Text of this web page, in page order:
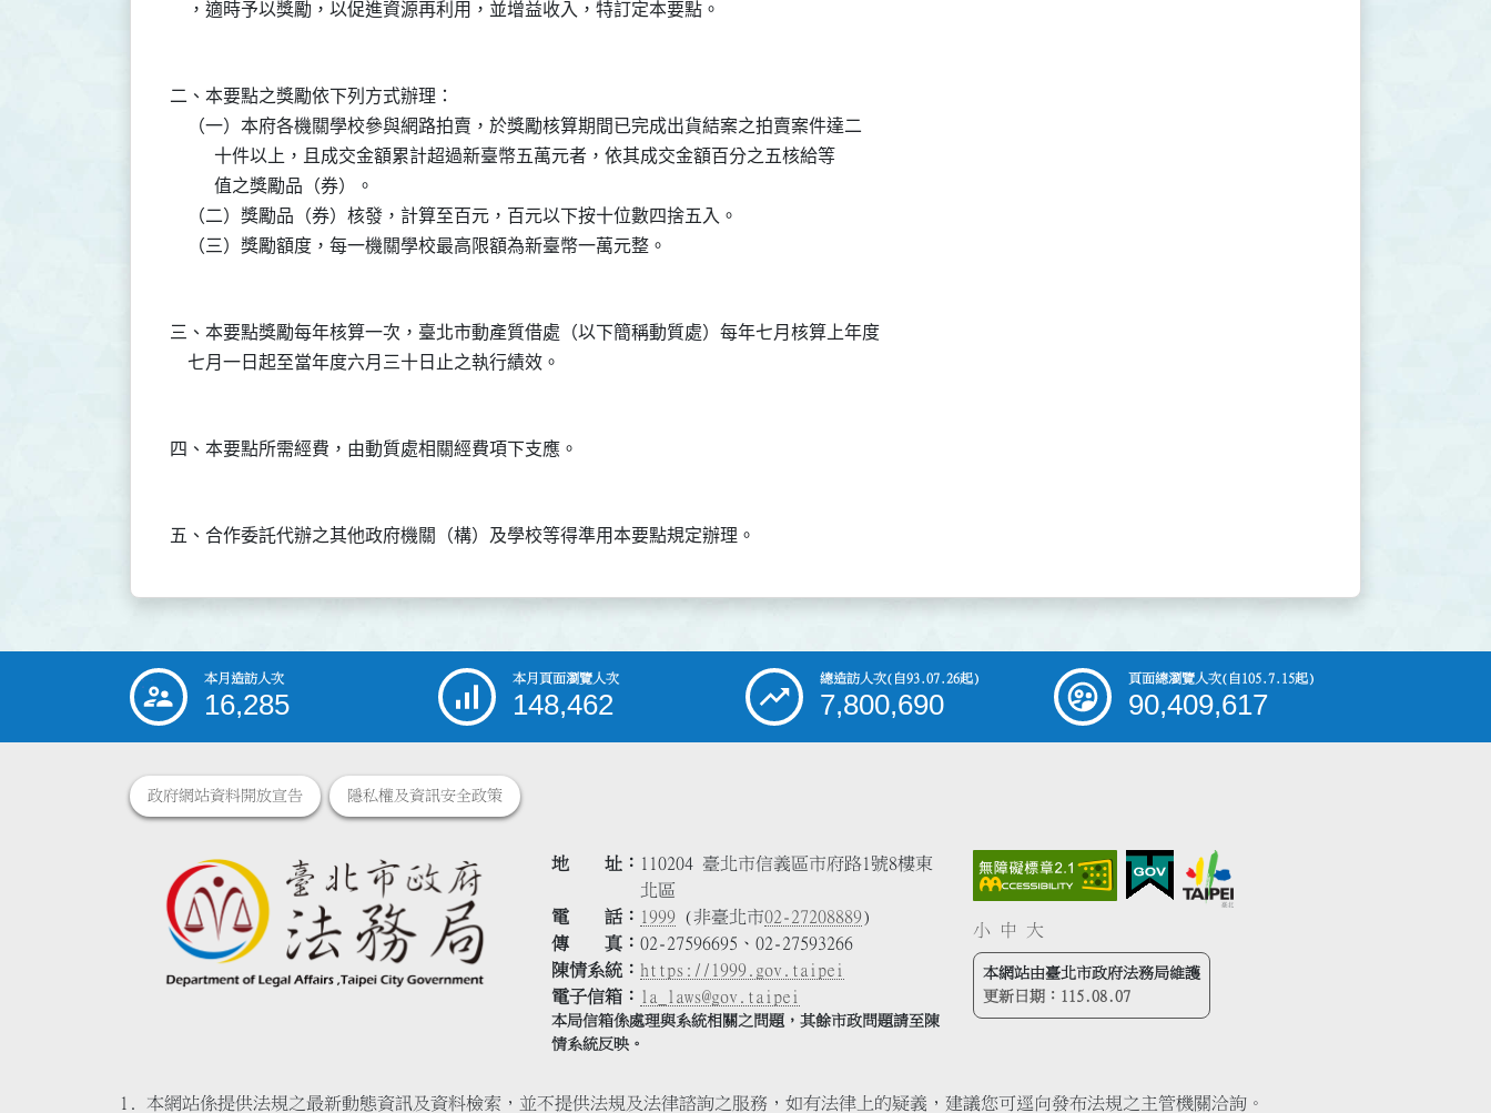
二、本要點之獎勵依下列方式辦理：
    （一）本府各機關學校參與網路拍賣，於獎勵核算期間已完成出貨結案之拍賣案件達二
          十件以上，且成交金額累計超過新臺幣五萬元者，依其成交金額百分之五核給等
          值之獎勵品（券）。
    （二）獎勵品（券）核發，計算至百元，百元以下按十位數四捨五入。
三、本要點獎勵每年核算一次，臺北市動產質借處（以下簡稱動質處）每年七月核算上年度
::: 本月造訪人次
16,285
本月頁面瀏覽人次
148,462
總造訪人次(自93.07.26起)
7,800,690
頁面總瀏覽人次(自105.7.15起)
90,409,617
政府網站資料開放宣告 隱私權及資訊安全政策
地 址
110204 臺北市信義區市府路1號8樓東
北區
電 話
1999 (非臺北市02-27208889)
傳 真
02-27596695、02-27593266
陳情系統
https://1999.gov.taipei
電子信箱
la_laws@gov.taipei
本局信箱係處理與系統相關之問題，其餘市政問題請至陳
情系統反映。
小 中 大
本網站由臺北市政府法務局維護
更新日期： 115.08.07
本網站係提供法規之最新動態資訊及資料檢索，並不提供法規及法律諮詢之服務，如有法律上的疑義，建議您可逕向發布法規之主管機關洽詢。